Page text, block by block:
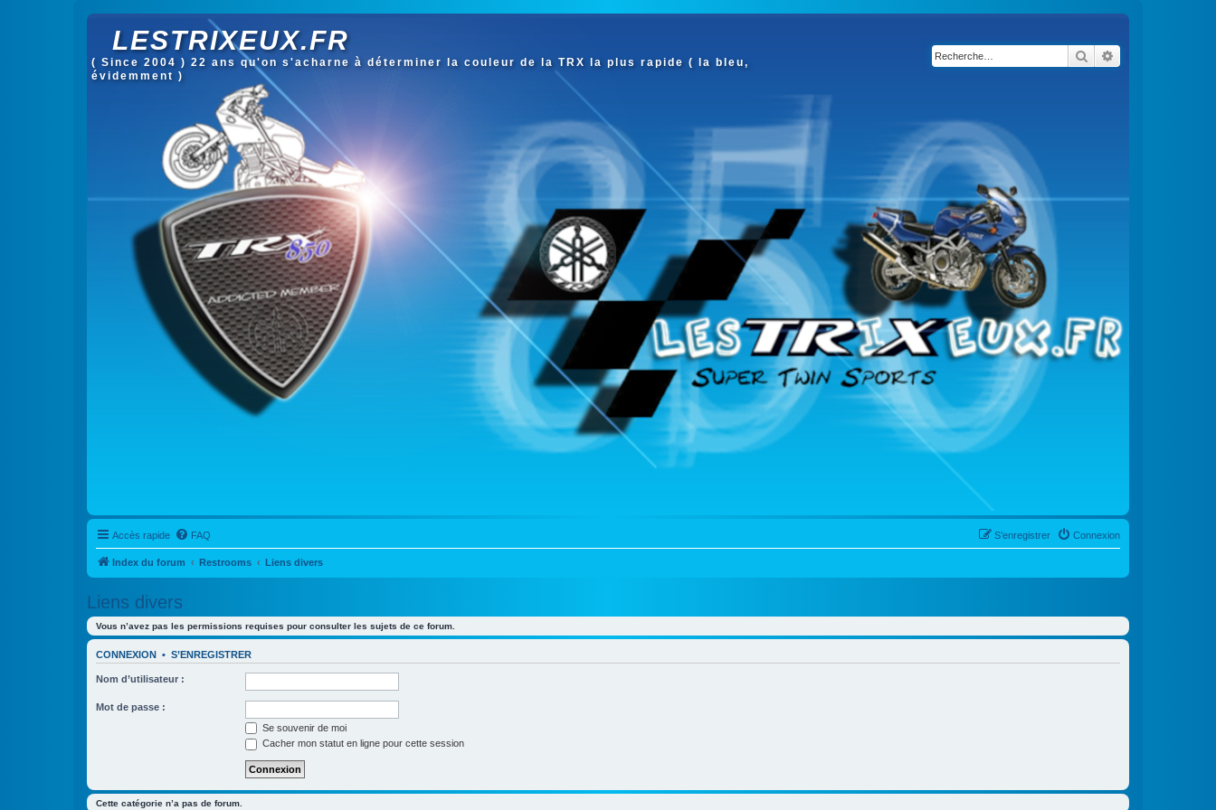
LESTRIXEUX.FR
( Since 2004 ) 22 ans qu'on s'acharne à déterminer la couleur de la TRX la plus rapide ( la bleu,
évidemment )
Rechercher
Accès rapide FAQ Connexion
S’enregistrer
Index du forum Restrooms Liens divers
Liens divers
Vous n’avez pas les permissions requises pour consulter les sujets de ce forum.
CONNEXION • S’ENREGISTRER
Nom d’utilisateur :
Mot de passe :
Se souvenir de moi
Cacher mon statut en ligne pour cette session
Cette catégorie n’a pas de forum.